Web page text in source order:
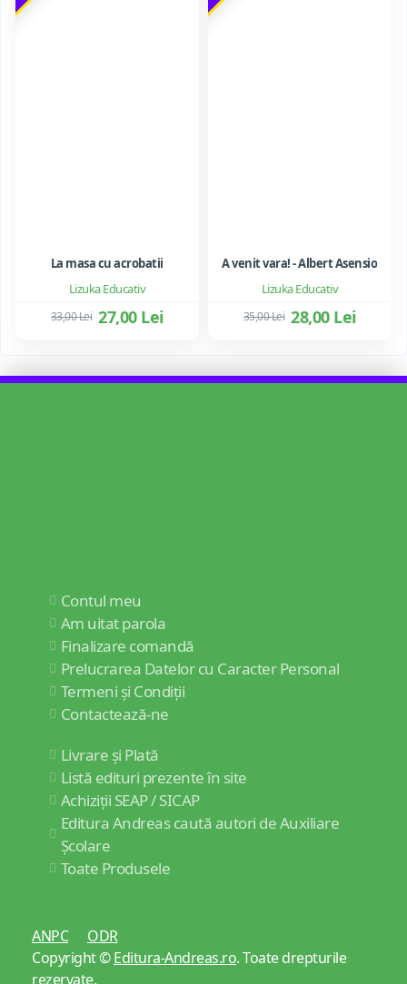
Lizuka Educativ
La masa cu acrobatii
27,00 Lei
33,00 Lei
Lizuka Educativ
A venit vara! - Albert Asensio
28,00 Lei
35,00 Lei
Contul meu
Am uitat parola
Finalizare comandă
Prelucrarea Datelor cu Caracter Personal
Termeni și Condiții
Contactează-ne
Livrare și Plată
Listă edituri prezente în site
Achiziții SEAP / SICAP
Editura Andreas caută autori de Auxiliare
Școlare
Toate Produsele
ANPC
ODR
Copyright ©Editura-Andreas.ro. Toate drepturile
rezervate.